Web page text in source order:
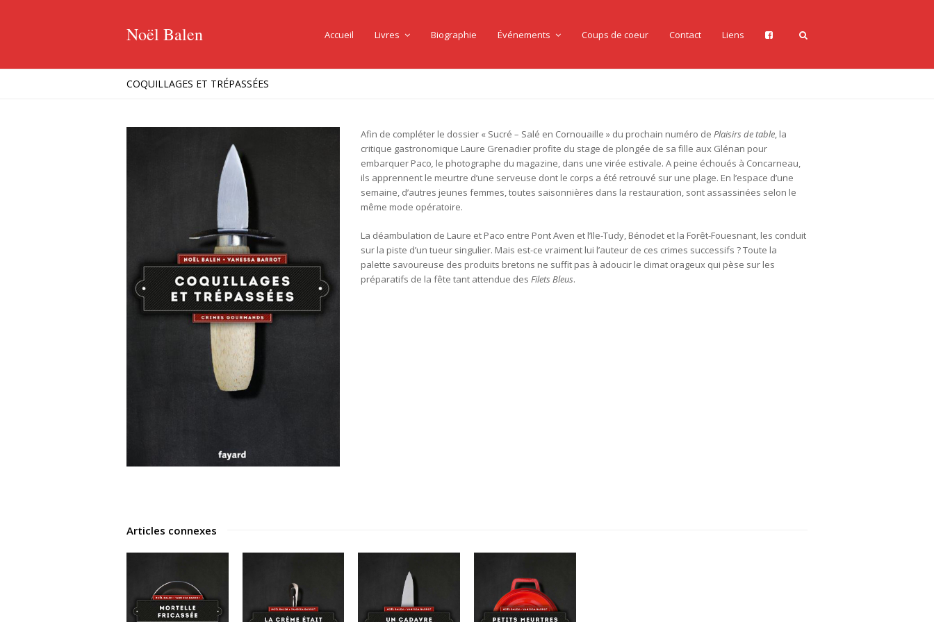
Noël Balen Accueil Livres Biographie Événements Coups de coeur Contact Liens
COQUILLAGES ET TRÉPASSÉES
Afin de compléter le dossier « Sucré – Salé en Cornouaille » du prochain numéro de Plaisirs de table, la
critique gastronomique Laure Grenadier profite du stage de plongée de sa fille aux Glénan pour
embarquer Paco, le photographe du magazine, dans une virée estivale. A peine échoués à Concarneau,
ils apprennent le meurtre d’une serveuse dont le corps a été retrouvé sur une plage. En l’espace d’une
semaine, d’autres jeunes femmes, toutes saisonnières dans la restauration, sont assassinées selon le
même mode opératoire.
La déambulation de Laure et Paco entre Pont Aven et l’Ile-Tudy, Bénodet et la Forêt-Fouesnant, les conduit
sur la piste d’un tueur singulier. Mais est-ce vraiment lui l’auteur de ces crimes successifs ? Toute la
palette savoureuse des produits bretons ne suffit pas à adoucir le climat orageux qui pèse sur les
préparatifs de la fête tant attendue des Filets Bleus.
Articles connexes